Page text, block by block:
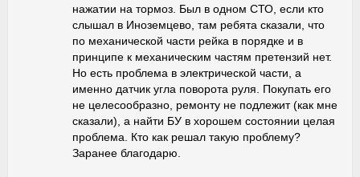
нажатии на тормоз. Был в одном СТО, если кто
слышал в Иноземцево, там ребята сказали, что
по механической части рейка в порядке и в
принципе к механическим частям претензий нет.
Но есть проблема в электрической части, а
именно датчик угла поворота руля. Покупать его
не целесообразно, ремонту не подлежит (как мне
сказали), а найти БУ в хорошем состоянии целая
проблема. Кто как решал такую проблему?
Заранее благодарю.